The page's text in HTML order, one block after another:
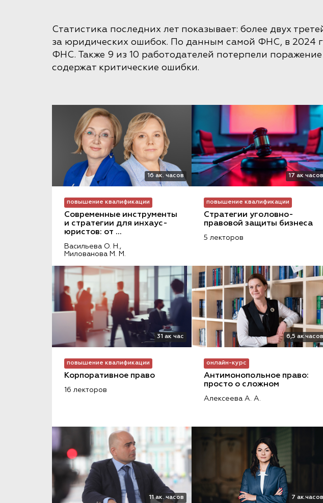
Статистика последних лет показывает: более двух
за юридических ошибок. По данным самой ФНС, в 2024
ФНС. Также 9 из 10 работодателей потерпели
содержат критические ошибки.
16 ак. часов
повышение квалификации
Современные инструменты
и стратегии для инхаус-
юристов: от
кибербезопасности
Васильева О. Н.,
Милованова М. М.
17 ак часов
повышение квалификации
Стратегии уголовно-
правовой защиты бизнеса
5 лекторов
31 ак час
повышение квалификации
Корпоративное право
16 лекторов
6,5 ак.часов
онлайн-курс
Антимонопольное право:
просто о сложном
Алексеева А. А.
11 ак. часов 7 ак.часов